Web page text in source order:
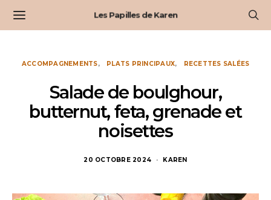
Les Papilles de Karen
ACCOMPAGNEMENTS PLATS PRINCIPAUX RECETTES SALÉES
Salade de boulghour,
butternut, feta, grenade et
noisettes
20 OCTOBRE 2024 KAREN